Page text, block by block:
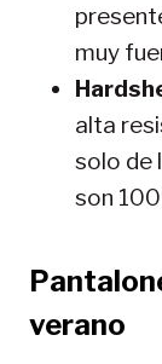
muy
alta
solo de
son
verano